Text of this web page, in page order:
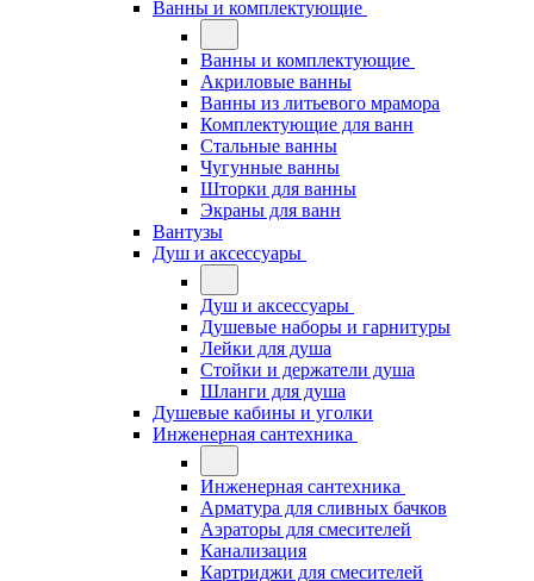
Ванны и комплектующие
Ванны и комплектующие
Акриловые ванны
Ванны из литьевого мрамора
Комплектующие для ванн
Стальные ванны
Чугунные ванны
Шторки для ванны
Экраны для ванн
Вантузы
Душ и аксессуары
Душ и аксессуары
Душевые наборы и гарнитуры
Лейки для душа
Стойки и держатели душа
Шланги для душа
Душевые кабины и уголки
Инженерная сантехника
Инженерная сантехника
Арматура для сливных бачков
Аэраторы для смесителей
Канализация
Картриджи для смесителей